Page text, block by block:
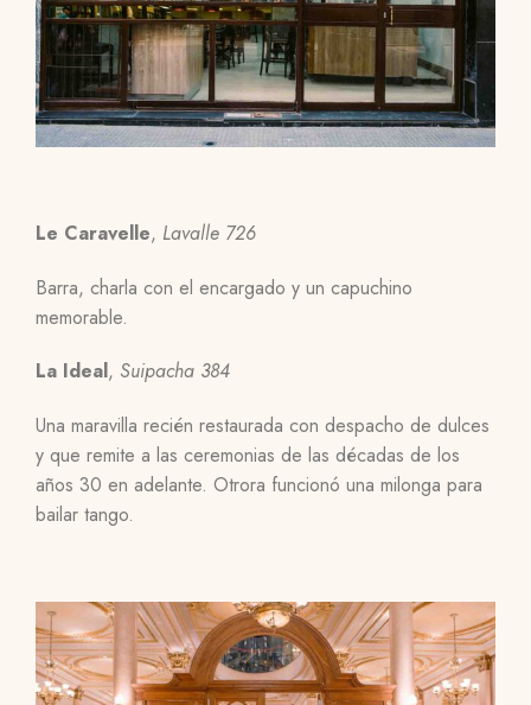
Le Caravelle, Lavalle 726
Barra, charla con el encargado y un capuchino
memorable.
La Ideal, Suipacha 384
Una maravilla recién restaurada con despacho de dulces
y que remite a las ceremonias de las décadas de los
años 30 en adelante. Otrora funcionó una milonga para
bailar tango.